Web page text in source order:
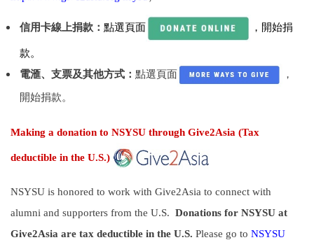
信用卡線上捐款：點選頁面 ，開始捐
款。
電滙、支票及其他方式：點選頁面 ，
開始捐款。
Making a donation to NSYSU through Give2Asia (Tax
deductible in the U.S.)
NSYSU is honored to work with Give2Asia to connect with
alumni and supporters from the U.S. Donations for NSYSU at
Give2Asia are tax deductible in the U.S. Please go to NSYSU